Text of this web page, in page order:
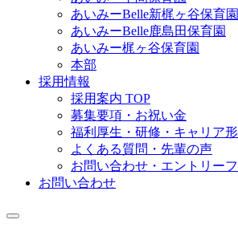
あいみーBelle新梶ヶ谷保育園
あいみーBelle鹿島田保育園
あいみー梶ヶ谷保育園
本部
採用情報
採用案内 TOP
募集要項・お祝い金
福利厚生・研修・キャリア
よくある質問・先輩の声
お問い合わせ・エントリー
お問い合わせ